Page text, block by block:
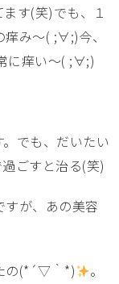
す(笑)でも、１
み～( ;∀;)今、
に痒い～( ;∀;)
でも、だいたい
ごすと治る(笑)
が、あの美容
の(*´▽｀*)
。